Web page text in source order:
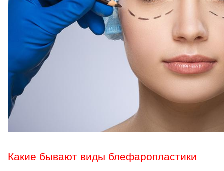
Какие бывают виды блефаропластики